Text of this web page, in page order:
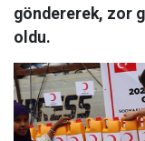
göndererek, zor
oldu.